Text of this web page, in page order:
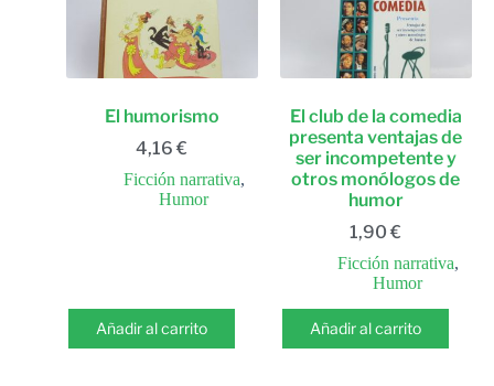
El humorismo
4,16€
Ficción narrativa,
Humor
Añadir al carrito
El club de la comedia
presenta ventajas de
ser incompetente y
otros monólogos de
humor
1,90€
Ficción narrativa,
Humor
Añadir al carrito